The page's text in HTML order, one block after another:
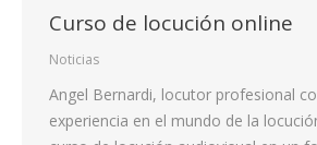
Curso de locución online
Noticias
Angel Bernardi, locutor profesional
experiencia en el mundo de la